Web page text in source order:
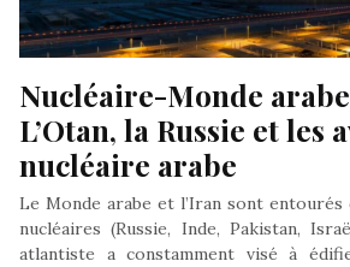
Nucléaire-Monde
L’Otan, la Russie et les
nucléaire arabe
Le Monde arabe et l’Iran sont entourés
nucléaires (Russie, Inde, Pakistan,
atlantiste a constamment visé à